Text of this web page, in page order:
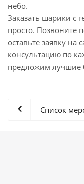
небо.
Заказать шарики с
просто. Позвоните
оставьте заявку на
консультацию по
предложим лучшие
Список